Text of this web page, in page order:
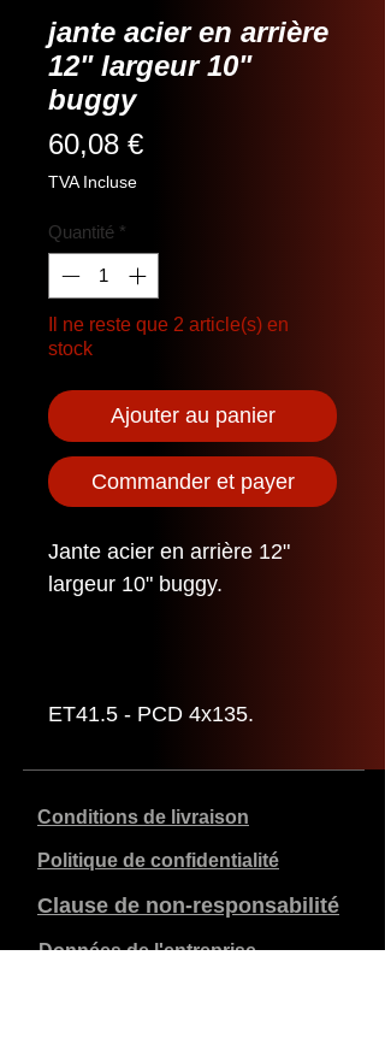
jante acier en arrière
12" largeur 10"
buggy
60,08 €Prix
TVA Incluse
Quantité *
Il ne reste que 2 article(s) en
stock
Ajouter au panier
Commander et payer
Jante acier en arrière 12"
largeur 10" buggy.
ET41.5 - PCD 4x135.
Conditions de livraison
Politique de confidentialité
Clause de non-responsabilité
Données de l'entreprise